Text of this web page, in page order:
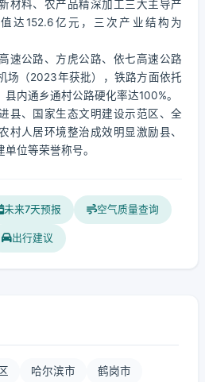
材料、农产品精深加工三大主导产
达152.6亿元，三次产业结构为
速公路、方虎公路、依七高速公路
场（2023年获批），铁路方面依托
内通乡通村公路硬化率达100%。
县、国家生态文明建设示范区、全
村人居环境整治成效明显激励县、
位等荣誉称号。
未来7天预报 空气质量查询
出行建议
哈尔滨市 鹤岗市